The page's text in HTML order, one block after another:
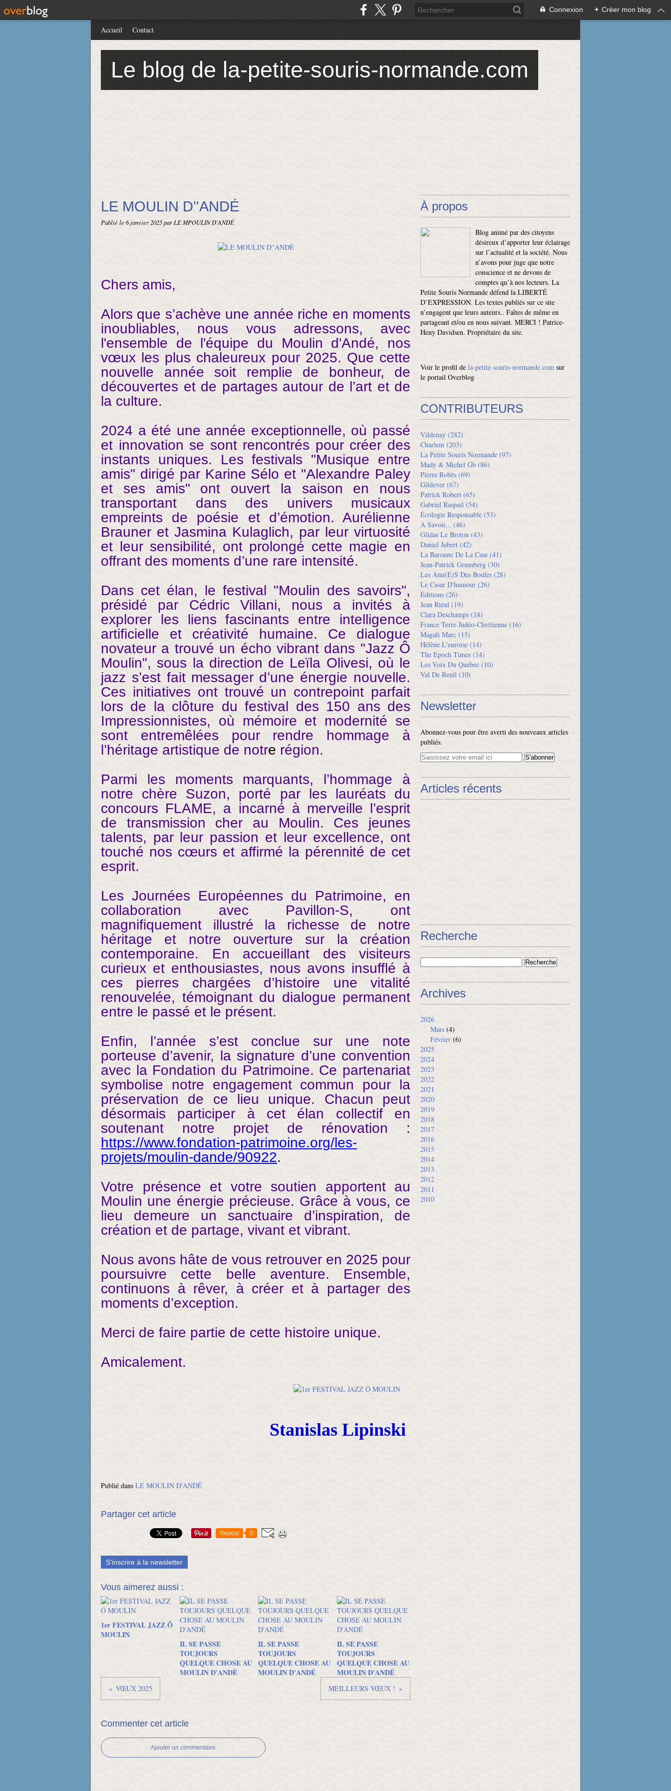
Connexion + Créer mon blog
Le blog de la-petite-souris-normande.com
Accueil Contact
LE MOULIN D''ANDÉ
Publié le 6 janvier 2025par LE MPOULIN D'ANDÉ
Chers amis,
Alors que s’achève une année riche en moments
inoubliables, nous vous adressons, avec
l'ensemble de l'équipe du Moulin d'Andé, nos
vœux les plus chaleureux pour 2025. Que cette
nouvelle année soit remplie de bonheur, de
découvertes et de partages autour de l’art et de
la culture.
2024 a été une année exceptionnelle, où passé
et innovation se sont rencontrés pour créer des
instants uniques. Les festivals "Musique entre
amis" dirigé par Karine Sélo et "Alexandre Paley
et ses amis" ont ouvert la saison en nous
transportant dans des univers musicaux
empreints de poésie et d’émotion. Aurélienne
Brauner et Jasmina Kulaglich, par leur virtuosité
et leur sensibilité, ont prolongé cette magie en
offrant des moments d’une rare intensité.
Dans cet élan, le festival "Moulin des savoirs",
présidé par Cédric Villani, nous a invités à
explorer les liens fascinants entre intelligence
artificielle et créativité humaine. Ce dialogue
novateur a trouvé un écho vibrant dans "Jazz Ô
Moulin", sous la direction de Leïla Olivesi, où le
jazz s’est fait messager d’une énergie nouvelle.
Ces initiatives ont trouvé un contrepoint parfait
lors de la clôture du festival des 150 ans des
Impressionnistes, où mémoire et modernité se
sont entremêlées pour rendre hommage à
l’héritage artistique de notre région.
Parmi les moments marquants, l’hommage à
notre chère Suzon, porté par les lauréats du
concours FLAME, a incarné à merveille l’esprit
de transmission cher au Moulin. Ces jeunes
talents, par leur passion et leur excellence, ont
touché nos cœurs et affirmé la pérennité de cet
esprit.
Les Journées Européennes du Patrimoine, en
collaboration avec Pavillon-S, ont
magnifiquement illustré la richesse de notre
héritage et notre ouverture sur la création
contemporaine. En accueillant des visiteurs
curieux et enthousiastes, nous avons insufflé à
ces pierres chargées d’histoire une vitalité
renouvelée, témoignant du dialogue permanent
entre le passé et le présent.
Enfin, l’année s’est conclue sur une note
porteuse d’avenir, la signature d’une convention
avec la Fondation du Patrimoine. Ce partenariat
symbolise notre engagement commun pour la
préservation de ce lieu unique. Chacun peut
désormais participer à cet élan collectif en
soutenant notre projet de rénovation :
https://www.fondation-patrimoine.org/les-
projets/moulin-dande/90922.
Votre présence et votre soutien apportent au
Moulin une énergie précieuse. Grâce à vous, ce
lieu demeure un sanctuaire d’inspiration, de
création et de partage, vivant et vibrant.
Nous avons hâte de vous retrouver en 2025 pour
poursuivre cette belle aventure. Ensemble,
continuons à rêver, à créer et à partager des
moments d’exception.
Merci de faire partie de cette histoire unique.
Amicalement.
Stanislas Lipinski
Publié dans LE MOULIN D'ANDÉ
Partager cet article
Repost 0
S'inscrire à la newsletter
Vous aimerez aussi :
1er FESTIVAL JAZZ Ô
MOULIN
IL SE PASSE
TOUJOURS
QUELQUE CHOSE AU
MOULIN D'ANDÉ
IL SE PASSE
TOUJOURS
QUELQUE CHOSE AU
MOULIN D'ANDÉ
IL SE PASSE
TOUJOURS
QUELQUE CHOSE AU
MOULIN D'ANDÉ
VŒUX 2025 MEILLEURS VŒUX !
Commenter cet article
Ajouter un commentaire
À propos
Blog animé par des citoyens
désireux d’apporter leur éclairage
sur l’actualité et la société. Nous
n’avons pour juge que notre
conscience et ne devons de
comptes qu’à nos lecteurs. La
Petite Souris Normande défend la LIBERTÉ
D’EXPRESSION. Les textes publiés sur ce site
n’engagent que leurs auteurs.. Faîtes de même en
partageant et/ou en nous suivant. MERCI ! Patrice-
Heny Davidsen. Propriétaire du site.
Voir le profil de la-petite-souris-normande.com sur
le portail Overblog
CONTRIBUTEURS
Vildenay (282)
Charlem (203)
La Petite Souris Normande (97)
Mady & Michel Gb (86)
Pierre Robès (69)
Gildever (67)
Patrick Robert (65)
Gabriel Raspail (54)
Écologie Responsable (53)
A Savoir... (46)
Gildas Le Breton (43)
Daniel Jubert (42)
La Baronne De La Case (41)
Jean-Patrick Grumberg (30)
Les Ami(e)s Des Boules (28)
Le Casar D'humour (26)
Éditions (26)
Jean Rieul (19)
Clara Deschamps (18)
France Terre Judéo-Chrétienne (16)
Magali Marc (15)
Hélène L'euroise (14)
The Epoch Times (14)
Les Voix Du Québec (10)
Val De Reuil (10)
Newsletter
Abonnez-vous pour être averti des nouveaux articles
publiés.
Articles récents
Recherche
Archives
2026
Mars (4)
Février (6)
2025
2024
2023
2022
2021
2020
2019
2018
2017
2016
2015
2014
2013
2012
2011
2010